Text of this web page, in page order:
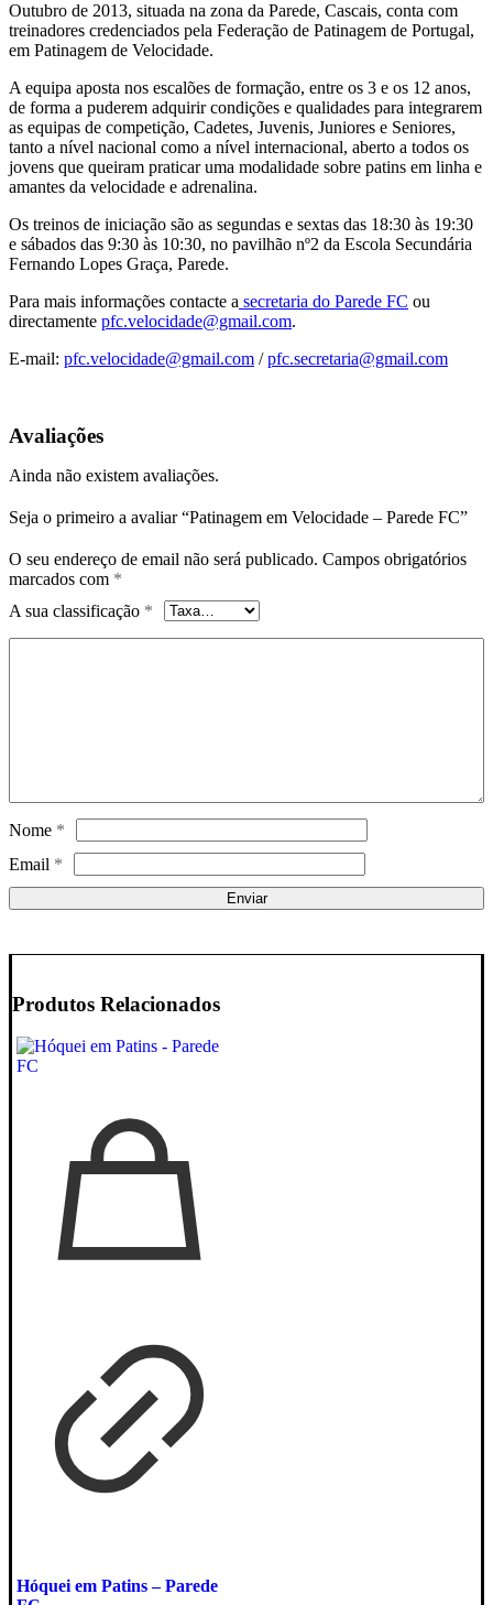
Outubro de 2013, situada na zona da Parede, Cascais, conta com
treinadores credenciados pela Federação de Patinagem de Portugal,
em Patinagem de Velocidade.
A equipa aposta nos escalões de formação, entre os 3 e os 12 anos,
de forma a puderem adquirir condições e qualidades para integrarem
as equipas de competição, Cadetes, Juvenis, Juniores e Seniores,
tanto a nível nacional como a nível internacional, aberto a todos os
jovens que queiram praticar uma modalidade sobre patins em linha e
amantes da velocidade e adrenalina.
Os treinos de iniciação são as segundas e sextas das 18:30 às 19:30
e sábados das 9:30 às 10:30, no pavilhão nº2 da Escola Secundária
Fernando Lopes Graça, Parede.
Para mais informações contacte a secretaria do Parede FC ou
directamente pfc.velocidade@gmail.com.
E-mail: pfc.velocidade@gmail.com /pfc.secretaria@gmail.com
Avaliações
Ainda não existem avaliações.
Seja o primeiro a avaliar “Patinagem em Velocidade – Parede FC”
O seu endereço de email não será publicado. Campos obrigatórios
marcados com *
A sua classificação *
Nome *
Email *
Produtos Relacionados
Hóquei em Patins – Parede